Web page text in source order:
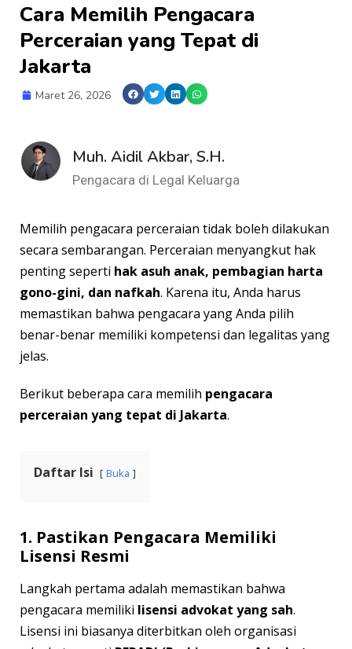
Cara Memilih Pengacara
Perceraian yang Tepat di
Jakarta
Maret 26, 2026
Muh. Aidil Akbar, S.H.
Pengacara di Legal Keluarga
Memilih pengacara perceraian tidak boleh dilakukan
secara sembarangan. Perceraian menyangkut hak
penting seperti hak asuh anak, pembagian harta
gono-gini, dan nafkah. Karena itu, Anda harus
memastikan bahwa pengacara yang Anda pilih
benar-benar memiliki kompetensi dan legalitas yang
jelas.
Berikut beberapa cara memilih pengacara
perceraian yang tepat di Jakarta.
Daftar Isi Buka
1. Pastikan Pengacara Memiliki
Lisensi Resmi
Langkah pertama adalah memastikan bahwa
pengacara memiliki lisensi advokat yang sah.
Lisensi ini biasanya diterbitkan oleh organisasi